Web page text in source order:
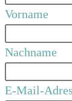
Vorname
Nachname
E-Mail-